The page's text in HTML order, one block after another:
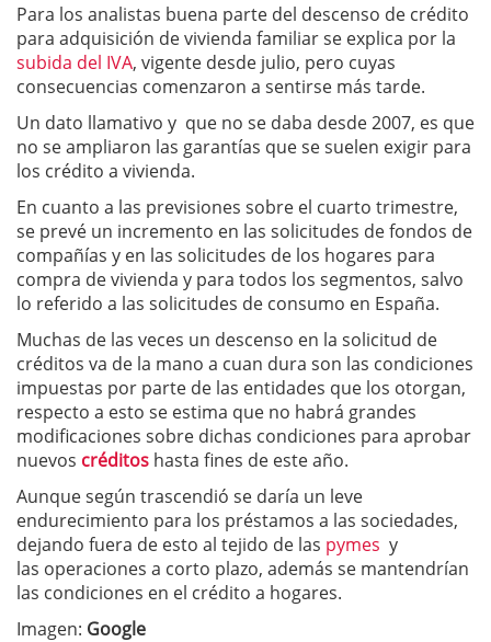
Para los analistas buena parte del descenso de crédito
para adquisición de vivienda familiar se explica por la
subida del IVA, vigente desde julio, pero cuyas
consecuencias comenzaron a sentirse más tarde.
Un dato llamativo y que no se daba desde 2007, es que
no se ampliaron las garantías que se suelen exigir para
los crédito a vivienda.
En cuanto a las previsiones sobre el cuarto trimestre,
se prevé un incremento en las solicitudes de fondos de
compañías y en las solicitudes de los hogares para
compra de vivienda y para todos los segmentos, salvo
lo referido a las solicitudes de consumo en España.
Muchas de las veces un descenso en la solicitud de
créditos va de la mano a cuan dura son las condiciones
impuestas por parte de las entidades que los otorgan,
respecto a esto se estima que no habrá grandes
modificaciones sobre dichas condiciones para aprobar
nuevos créditos hasta fines de este año.
Aunque según trascendió se daría un leve
endurecimiento para los préstamos a las sociedades,
dejando fuera de esto al tejido de las pymes y
las operaciones a corto plazo, además se mantendrían
las condiciones en el crédito a hogares.
Imagen: Google